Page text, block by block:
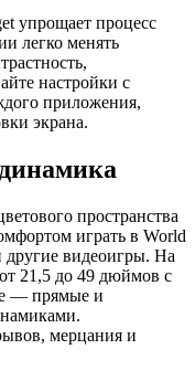
упрощает процесс
легко менять
настройки с
приложения,
экрана.
пространства
играть в World
видеоигры. На
21,5 до 49 дюймов с
— прямые и
мерцания и